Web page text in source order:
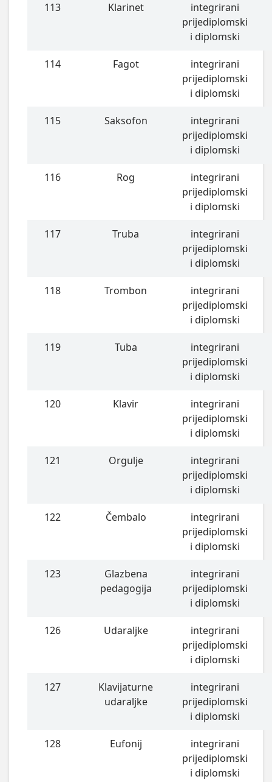
113 Klarinet
integrirani
prijediplomski
i diplomski
114 Fagot
integrirani
prijediplomski
i diplomski
115 Saksofon
integrirani
prijediplomski
i diplomski
116 Rog
integrirani
prijediplomski
i diplomski
117 Truba
integrirani
prijediplomski
i diplomski
118 Trombon
integrirani
prijediplomski
i diplomski
119 Tuba
integrirani
prijediplomski
i diplomski
120 Klavir
integrirani
prijediplomski
i diplomski
121 Orgulje
integrirani
prijediplomski
i diplomski
122 Čembalo
integrirani
prijediplomski
i diplomski
123
Glazbena
pedagogija
integrirani
prijediplomski
i diplomski
126 Udaraljke
integrirani
prijediplomski
i diplomski
127
Klavijaturne
udaraljke
integrirani
prijediplomski
i diplomski
128 Eufonij
integrirani
prijediplomski
i diplomski